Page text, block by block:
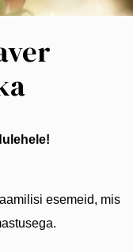
esemeid, mis